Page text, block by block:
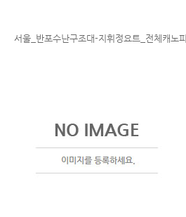
서울_반포수난구조대-지휘정요트_전체캐노피